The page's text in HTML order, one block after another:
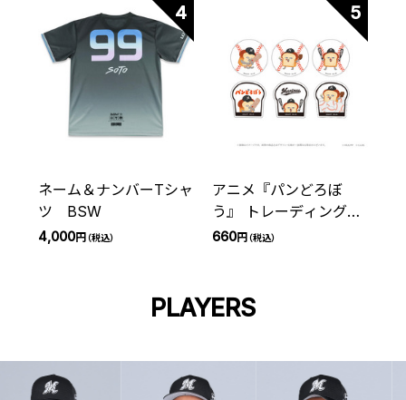
4
ネーム＆ナンバーTシャ
ツ BSW
4,000円（税込）
5
アニメ『パンどろぼ
う』 トレーディングス
テッカー 千葉ロッテマ
660円（税込）
PLAYERS